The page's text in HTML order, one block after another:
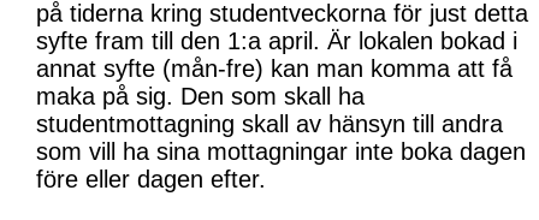
på tiderna kring studentveckorna för just detta
syfte fram till den 1:a april. Är lokalen bokad i
annat syfte (mån-fre) kan man komma att få
maka på sig. Den som skall ha
studentmottagning skall av hänsyn till andra
som vill ha sina mottagningar inte boka dagen
före eller dagen efter.